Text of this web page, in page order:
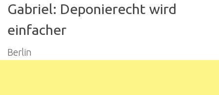
Gabriel: Deponierecht wird
einfacher
Berlin